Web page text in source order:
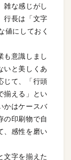
雑な感じがし
行長は「文字
値にしておく
も意識しまし
いと美しくあ
じて、「行頭
揃える」とい
かはケースバ
の印刷物で自
、感性を磨い
文字を揃えた